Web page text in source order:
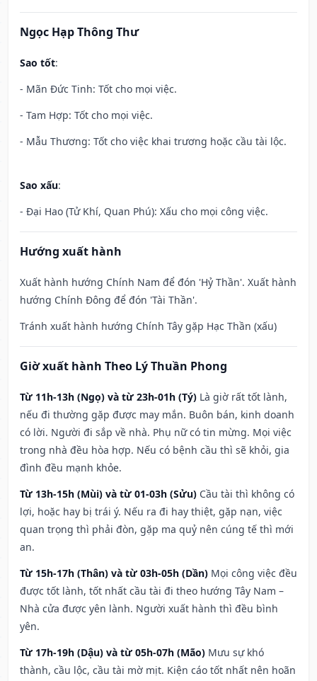
Ngọc Hạp Thông Thư
Sao tốt:
- Mãn Đức Tinh: Tốt cho mọi việc.
- Tam Hợp: Tốt cho mọi việc.
- Mẫu Thương: Tốt cho việc khai trương hoặc cầu tài lộc.
Sao xấu:
- Đại Hao (Tử Khí, Quan Phú): Xấu cho mọi công việc.
Hướng xuất hành
Xuất hành hướng Chính Nam để đón 'Hỷ Thần'. Xuất hành
hướng Chính Đông để đón 'Tài Thần'.
Tránh xuất hành hướng Chính Tây gặp Hạc Thần (xấu)
Giờ xuất hành Theo Lý Thuần Phong
Từ 11h-13h (Ngọ) và từ 23h-01h (Tý) Là giờ rất tốt lành,
nếu đi thường gặp được may mắn. Buôn bán, kinh doanh
có lời. Người đi sắp về nhà. Phụ nữ có tin mừng. Mọi việc
trong nhà đều hòa hợp. Nếu có bệnh cầu thì sẽ khỏi, gia
đình đều mạnh khỏe.
Từ 13h-15h (Mùi) và từ 01-03h (Sửu) Cầu tài thì không có
lợi, hoặc hay bị trái ý. Nếu ra đi hay thiệt, gặp nạn, việc
quan trọng thì phải đòn, gặp ma quỷ nên cúng tế thì mới
an.
Từ 15h-17h (Thân) và từ 03h-05h (Dần) Mọi công việc đều
được tốt lành, tốt nhất cầu tài đi theo hướng Tây Nam –
Nhà cửa được yên lành. Người xuất hành thì đều bình
yên.
Từ 17h-19h (Dậu) và từ 05h-07h (Mão) Mưu sự khó
thành, cầu lộc, cầu tài mờ mịt. Kiện cáo tốt nhất nên hoãn